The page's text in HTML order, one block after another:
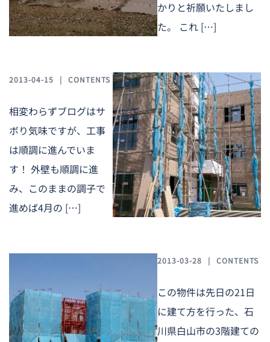
かりと祈願いたしまし
た。 これ […]
2013-04-15 CONTENTS
相変わらずブログはサ
ボり気味ですが、工事
は順調に進んでいま
す！ 外壁も順調に進
み、このままの調子で
進めば4月の […]
2013-03-28 CONTENTS
この物件は先日の21日
に建て方を行った、石
川県白山市の3階建ての